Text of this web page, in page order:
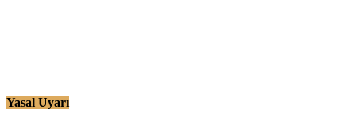
Yasal Uyarı